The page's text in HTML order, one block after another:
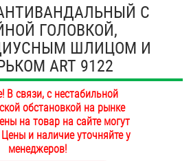
С
ГОЛОВКОЙ,
ШЛИЦОМ И
ART 9122
В связи, с нестабильной
обстановкой на рынке
на товар на сайте могут
и наличие уточняйте у
менеджеров!